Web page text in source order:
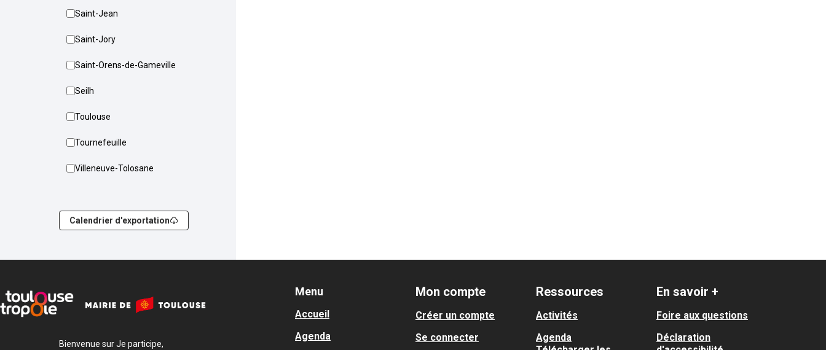
Saint-Jean
Saint-Jory
Saint-Orens-de-Gameville
Seilh
Toulouse
Tournefeuille
Villeneuve-Tolosane
Calendrier d'exportation
Bienvenue sur Je participe,
Menu
Accueil
Agenda
Mon compte
Créer un compte
Se connecter
Ressources
Activités
Agenda
En savoir +
Foire aux questions
Déclaration